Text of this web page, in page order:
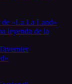
«La La Land»
leyenda de la